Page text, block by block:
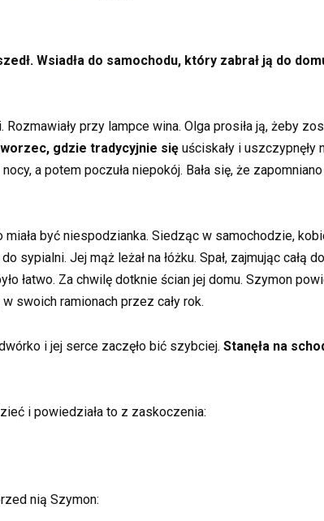
Wsiadła do samochodu, który zabrał ją do
przy lampce wina. Olga prosiła ją, żeby
gdzie tradycyjnie się uściskały i
a potem poczuła niepokój. Bała się, że
być niespodzianka. Siedząc w samochodzie,
sypialni. Jej mąż leżał na łóżku. Spał, zajmując
łatwo. Za chwilę dotknie ścian jej domu. Szymon
swoich ramionach przez cały rok.
i jej serce zaczęło bić szybciej. Stanęła na
i powiedziała to z zaskoczenia:
nią Szymon: